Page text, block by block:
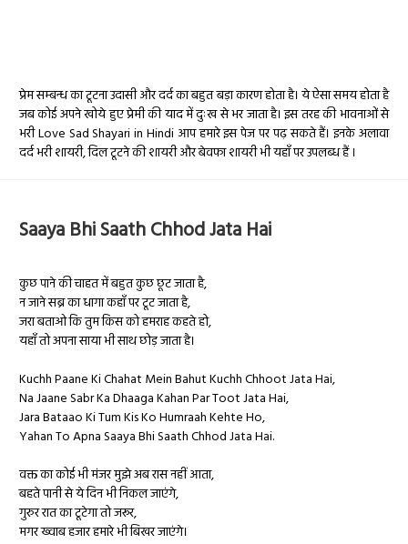
प्रेम सम्बन्ध का टूटना उदासी और दर्द का बहुत बड़ा कारण होता है। ये ऐसा समय होता है
जब कोई अपने खोये हुए प्रेमी की याद में दुःख से भर जाता है। इस तरह की भावनाओं से
भरी Love Sad Shayari in Hindi आप हमारे इस पेज पर पढ़ सकते हैं। इनके अलावा
दर्द भरी शायरी, दिल टूटने की शायरी और बेवफा शायरी भी यहाँ पर उपलब्ध हैं ।
Saaya Bhi Saath Chhod Jata Hai
कुछ पाने की चाहत में बहुत कुछ छूट जाता है,
न जाने सब्र का धागा कहाँ पर टूट जाता है,
जरा बताओ कि तुम किस को हमराह कहते हो,
यहाँ तो अपना साया भी साथ छोड़ जाता है।
Kuchh Paane Ki Chahat Mein Bahut Kuchh Chhoot Jata Hai,
Na Jaane Sabr Ka Dhaaga Kahan Par Toot Jata Hai,
Jara Bataao Ki Tum Kis Ko Humraah Kehte Ho,
Yahan To Apna Saaya Bhi Saath Chhod Jata Hai.
वक्त का कोई भी मंजर मुझे अब रास नहीं आता,
बहते पानी से ये दिन भी निकल जाएंगे,
गुरुर रात का टूटेगा तो जरूर,
मगर ख्वाब हजार हमारे भी बिखर जाएंगे।